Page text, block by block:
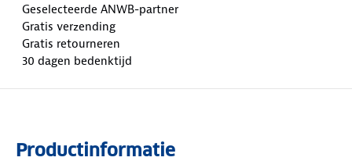
Geselecteerde ANWB-partner
Gratis verzending
Gratis retourneren
30 dagen bedenktijd
Productinformatie